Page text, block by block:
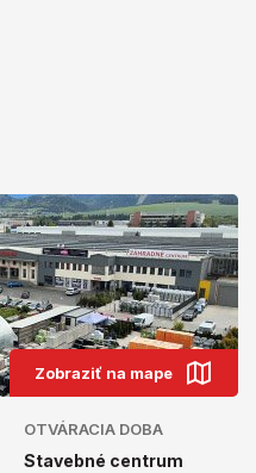
Zobraziť na mape
OTVÁRACIA DOBA
Stavebné centrum